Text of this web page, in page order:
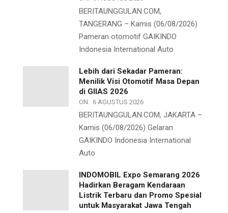
BERITAUNGGULAN.COM,
TANGERANG – Kamis (06/08/2026)
Pameran otomotif GAIKINDO
Indonesia International Auto
Lebih dari Sekadar Pameran:
Menilik Visi Otomotif Masa Depan
di GIIAS 2026
ON: 6 AGUSTUS 2026
BERITAUNGGULAN.COM, JAKARTA –
Kamis (06/08/2026) Gelaran
GAIKINDO Indonesia International
Auto
INDOMOBIL Expo Semarang 2026
Hadirkan Beragam Kendaraan
Listrik Terbaru dan Promo Spesial
untuk Masyarakat Jawa Tengah